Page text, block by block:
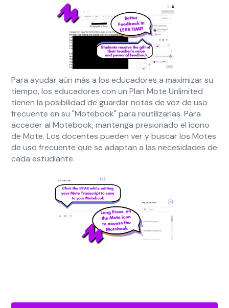
Para ayudar aún más a los educadores a maximizar su
tiempo, los educadores con un Plan Mote Unlimited
tienen la posibilidad de guardar notas de voz de uso
frecuente en su "Motebook" para reutilizarlas. Para
acceder al Motebook, mantenga presionado el ícono
de Mote. Los docentes pueden ver y buscar los Motes
de uso frecuente que se adaptan a las necesidades de
cada estudiante.